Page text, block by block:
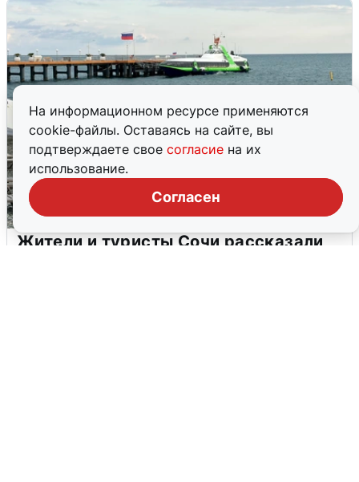
На информационном ресурсе применяются
cookie-файлы. Оставаясь на сайте, вы
подтверждаете свое согласие на их
использование.
Согласен
Жители и туристы Сочи рассказали